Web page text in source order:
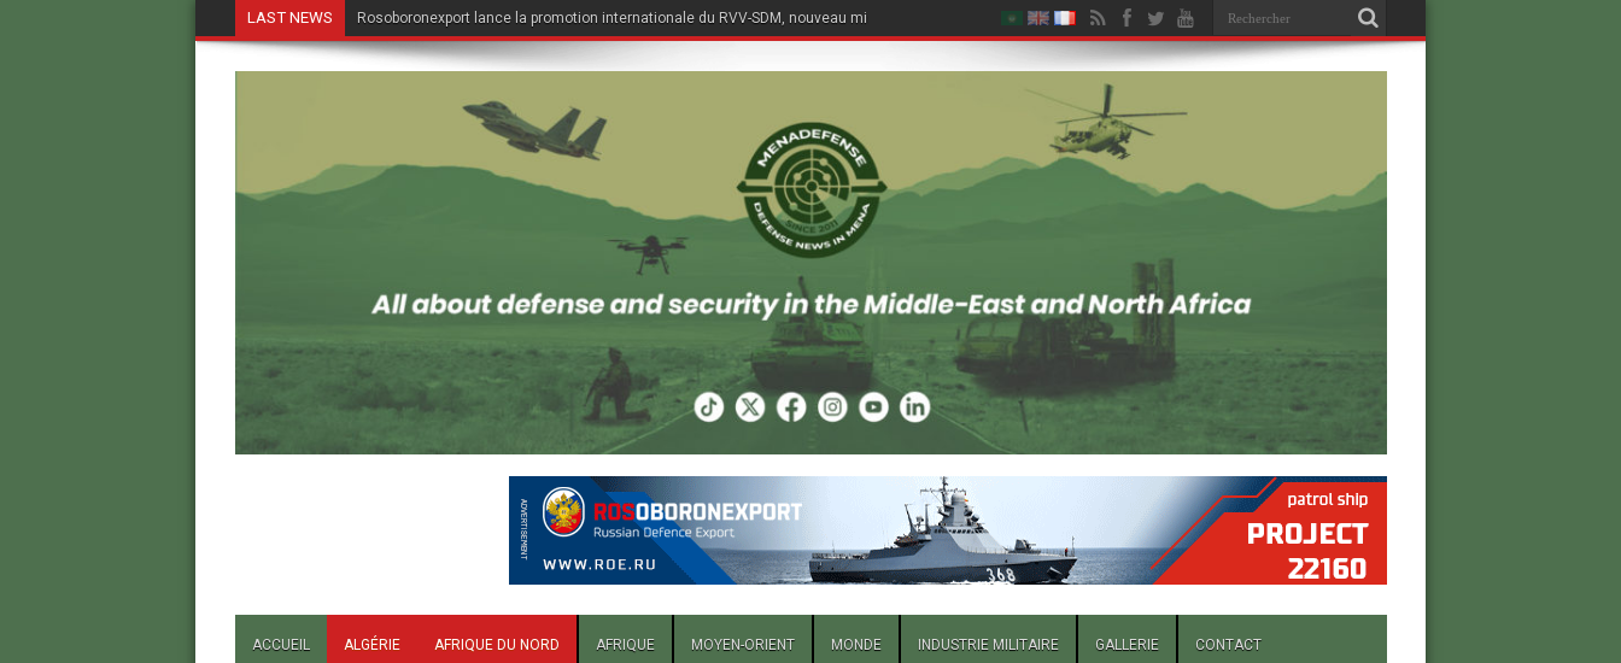
LAST NEWS Rosoboronexport lance la promotion internationale du RVV-SDM, nouveau missile air-air du Su-57E
ACCUEIL ALGÉRIE AFRIQUE DU NORD AFRIQUE MOYEN-ORIENT MONDE INDUSTRIE MILITAIRE GALLERIE CONTACT